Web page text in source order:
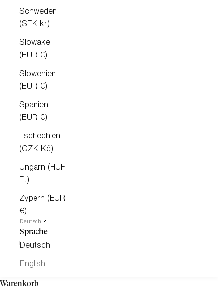
Schweden
(SEK kr)
Slowakei
(EUR €)
Slowenien
(EUR €)
Spanien
(EUR €)
Tschechien
(CZK Kč)
Ungarn (HUF
Ft)
Zypern (EUR
€)
Deutsch
Sprache
Deutsch
English
Warenkorb